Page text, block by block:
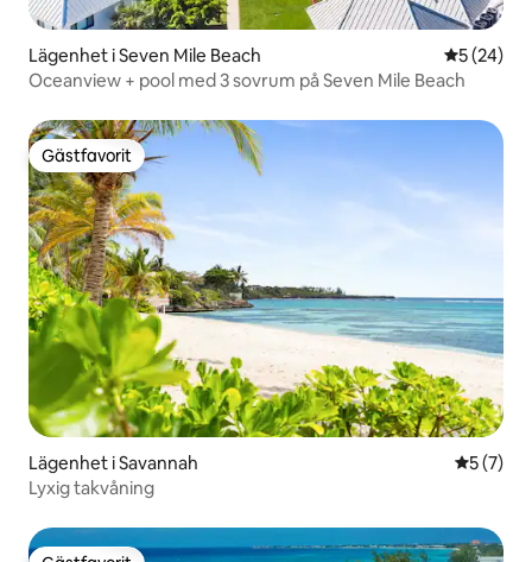
Lägenhet i Seven Mile Beach 5 av 5 i
5 (24)
Oceanview + pool med 3 sovrum på Seven Mile Beach
Gästfavorit
Gästfavorit
Lägenhet i Savannah 5 av 5 i
5 (7)
Lyxig takvåning